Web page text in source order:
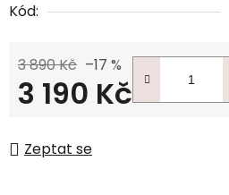
Kód:
3 890 Kč –17 %
3 190 Kč
Zeptat se